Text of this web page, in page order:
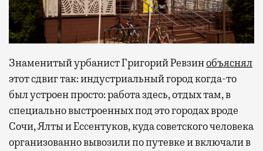
Знаменитый урбанист Григорий Ревзинобъяснял
этот сдвиг так: индустриальный город когда-то
был устроен просто: работа здесь, отдых там, в
специально выстроенных под это городах вроде
Сочи, Ялты и Ессентуков, куда советского человека
организованно вывозили по путевке и включали в